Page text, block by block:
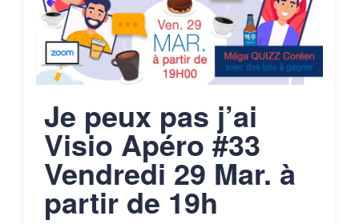
Je peux pas j’ai
Visio Apéro #33
Vendredi 29 Mar. à
partir de 19h